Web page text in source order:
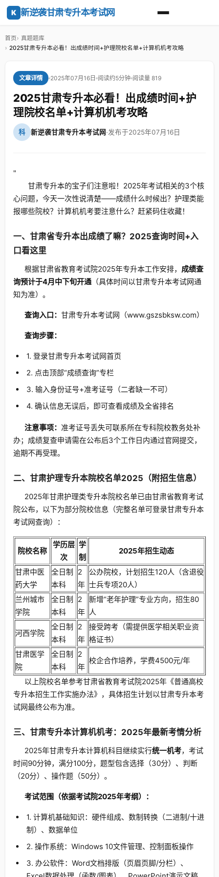
K 新逆袭甘肃专升本考试网
首页
真题题库
2025甘肃专升本必看！出成绩时间+护理院校名单+计算机机考攻略
文章详情 2025年07月16日 阅读约5分钟 阅读量 819
2025甘肃专升本必看！出成绩时间+护
理院校名单+计算机机考攻略
科 新逆袭甘肃专升本考试网·发布于2025年07月16日
"
甘肃专升本的宝子们注意啦！2025年考试相关的3个核
心问题，今天一次性说清楚——成绩什么时候出？护理类能
报哪些院校？计算机机考要注意什么？赶紧码住收藏！
一、甘肃省专升本出成绩了嘛？2025查询时间+入
口看这里
根据甘肃省教育考试院2025年专升本工作安排， 成绩查
询预计于4月中下旬开通（具体时间以甘肃专升本考试网通
知为准）。
查询入口： 甘肃专升本考试网（www.gszsbksw.com）
查询步骤：
1. 登录甘肃专升本考试网首页
2. 点击顶部“成绩查询”专栏
3. 输入身份证号+准考证号（二者缺一不可）
4. 确认信息无误后，即可查看成绩及全省排名
注意事项： 准考证号丢失可联系所在专科院校教务处补
办；成绩复查申请需在公布后3个工作日内通过官网提交，
逾期不再受理。
二、甘肃护理专升本院校名单2025（附招生信息）
2025年甘肃护理类专升本院校名单已由甘肃省教育考试
院公布，以下为部分院校信息（完整名单可登录甘肃专升本
考试网查询）：
院校名称
学历层
次
学
制
2025年招生动态
甘肃中医
药大学
全日制
本科
2
年
公办院校，计划招生120人（含退役
士兵专项20人）
兰州城市
学院
全日制
本科
2
年
新增“老年护理”专业方向，招生80
人
河西学院
全日制
本科
2
年
接受跨考（需提供医学相关职业资
格证书）
甘肃医学
院
全日制
本科
2
年
校企合作培养，学费4500元/年
以上院校名单参考甘肃省教育考试院2025年《普通高校
专升本招生工作实施办法》，具体招生计划以甘肃专升本考
试网最终公布为准。
三、甘肃专升本计算机机考：2025年最新考情分析
2025年甘肃专升本计算机科目继续实行统一机考，考试
时间90分钟，满分100分，题型包含选择（30分）、判断
（20分）、操作题（50分）。
考试范围（依据考试院2025年考纲）：
1. 计算机基础知识：硬件组成、数制转换（二进制/十进
制）、数据单位
2. 操作系统：Windows 10文件管理、控制面板操作
3. 办公软件：Word文档排版（页眉页脚/分栏）、